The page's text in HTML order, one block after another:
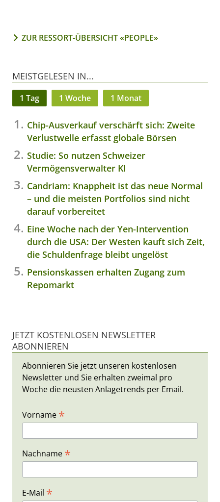
ZUR RESSORT-ÜBERSICHT «PEOPLE»
MEISTGELESEN IN...
1 Tag 1 Woche 1 Monat
Chip-Ausverkauf verschärft sich: Zweite
Verlustwelle erfasst globale Börsen
Studie: So nutzen Schweizer
Vermögensverwalter KI
Candriam: Knappheit ist das neue Normal
– und die meisten Portfolios sind nicht
darauf vorbereitet
Eine Woche nach der Yen-Intervention
durch die USA: Der Westen kauft sich Zeit,
die Schuldenfrage bleibt ungelöst
Pensionskassen erhalten Zugang zum
Repomarkt
JETZT KOSTENLOSEN NEWSLETTER
ABONNIEREN
Abonnieren Sie jetzt unseren kostenlosen
Newsletter und Sie erhalten zweimal pro
Woche die neusten Anlagetrends per Email.
Vorname *
Nachname *
E-Mail *